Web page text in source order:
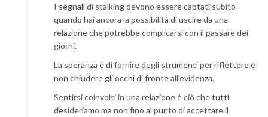
I segnali di stalking devono essere captati subito
quando hai ancora la possibilità di uscire da una
relazione che potrebbe complicarsi con il passare dei
giorni.
La speranza è di fornire degli strumenti per riflettere e
non chiudere gli occhi di fronte all’evidenza.
Sentirsi coinvolti in una relazione è ciò che tutti
desideriamo ma non fino al punto di accettare il